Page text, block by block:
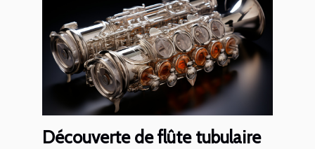
Découverte de flûte tubulaire